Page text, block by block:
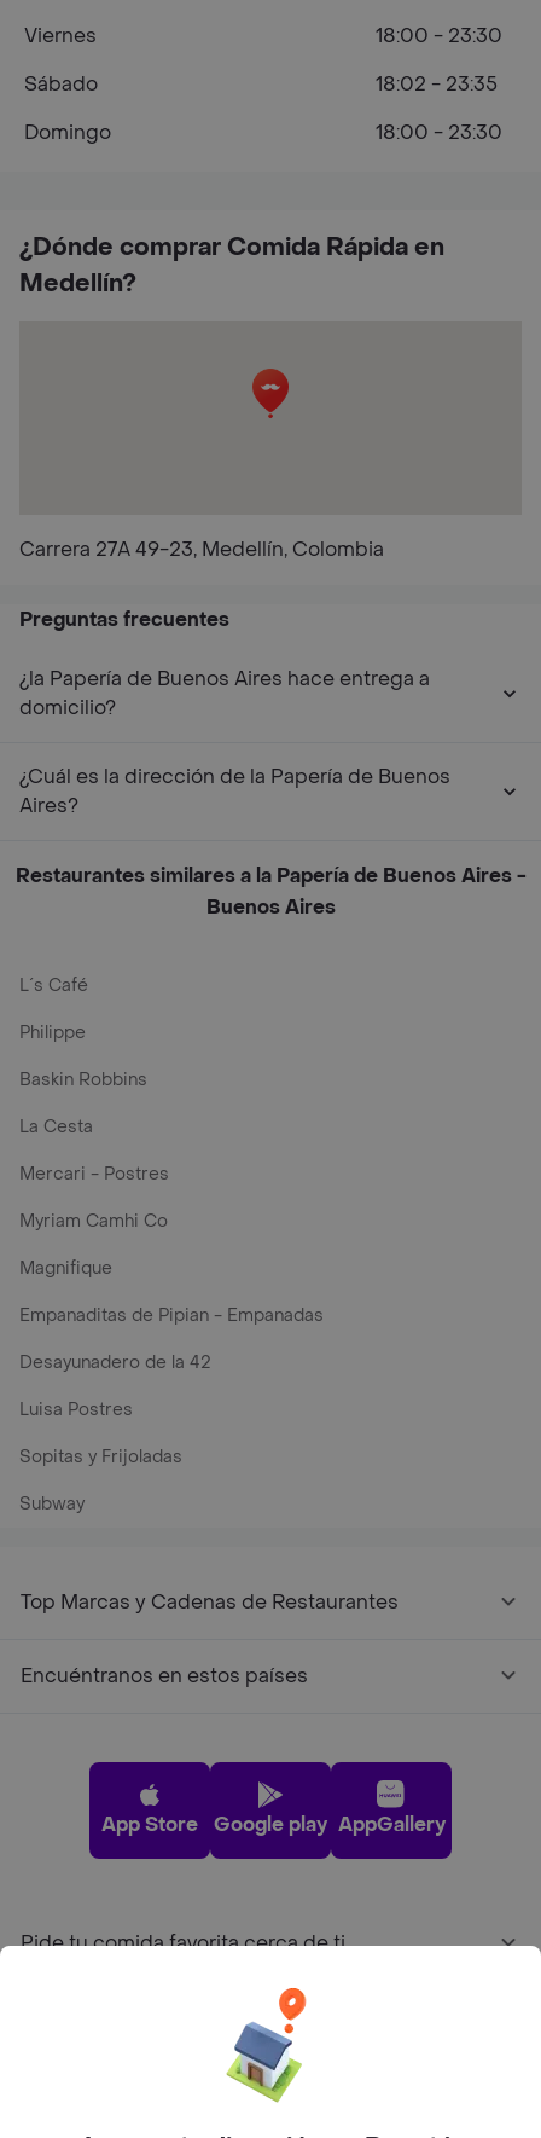
¿Dónde comprar Comida Rápida en
Medellín?
Carrera 27A 49-23, Medellín, Colombia
Viernes
18:00 - 23:30
Sábado
18:02 - 23:35
Domingo
18:00 - 23:30
Preguntas frecuentes
¿la Papería de Buenos Aires hace entrega a
domicilio?
¿Cuál es la dirección de la Papería de Buenos
Aires?
Restaurantes similares a la Papería de Buenos Aires -
Buenos Aires
L´s Café
Philippe
Baskin Robbins
La Cesta
Mercari - Postres
Myriam Camhi Co
Magnifique
Empanaditas de Pipian - Empanadas
Desayunadero de la 42
Luisa Postres
Sopitas y Frijoladas
Subway
Top Marcas y Cadenas de Restaurantes
Encuéntranos en estos países
App Store Google play AppGallery
Pide tu comida favorita cerca de ti